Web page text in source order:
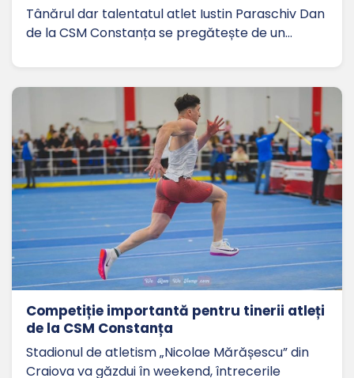
Tânărul dar talentatul atlet Iustin Paraschiv Dan
de la CSM Constanța se pregătește de un…
Competiție importantă pentru tinerii atleți
de la CSM Constanța
Stadionul de atletism „Nicolae Mărășescu” din
Craiova va găzdui în weekend, întrecerile